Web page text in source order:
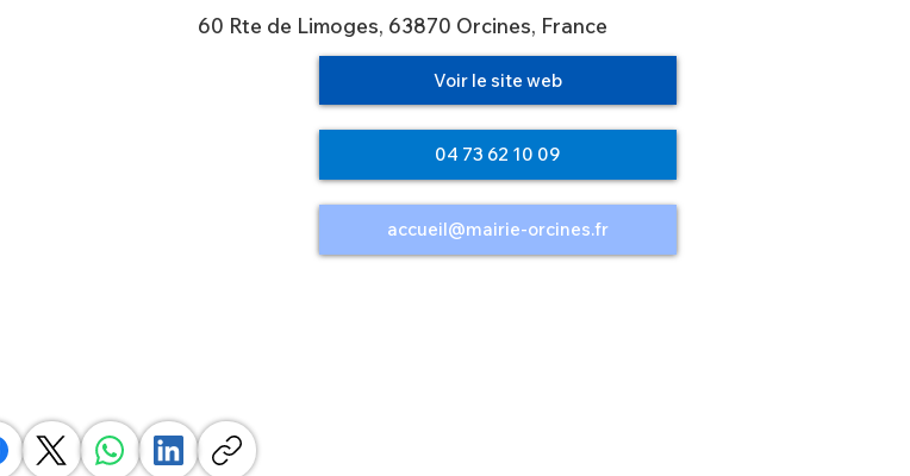
60 Rte de Limoges, 63870 Orcines, France
Voir le site web
04 73 62 10 09
accueil@mairie-orcines.fr